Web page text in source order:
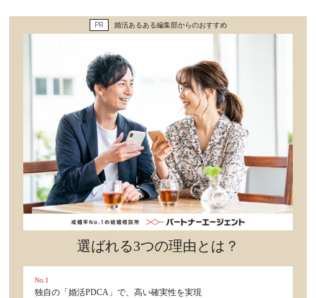
カルチャー・トレンド・芸能
驚き
PR 婚活あるある編集部からのおすすめ
選ばれる3つの理由とは？
No.1
独自の「婚活PDCA」で、高い確実性を実現